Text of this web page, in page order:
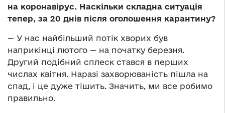
на коронавірус. Наскільки складна ситуація
тепер, за 20 днів після оголошення карантину?
— У нас найбільший потік хворих був
наприкінці лютого — на початку березня.
Другий подібний сплеск стався в перших
числах квітня. Наразі захворюваність пішла на
спад, і це дуже тішить. Значить, ми все робимо
правильно.